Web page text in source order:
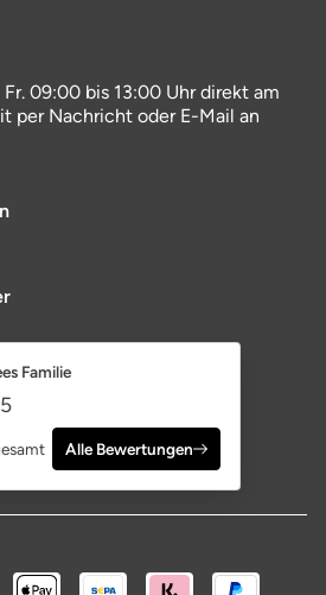
09:00 bis 13:00 Uhr direkt am
per Nachricht oder E-Mail an
Familie
Alle Bewertungen